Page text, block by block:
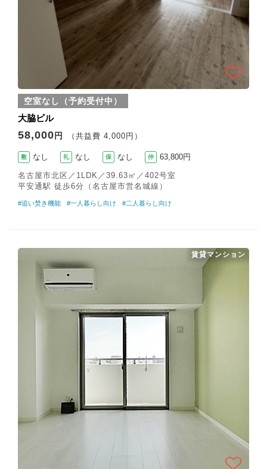
空室なし（予約受付中）
大脇ビル
58,000 円 （共益費 4,000円）
敷 なし 礼 なし 保 なし 仲 63,800円
名古屋市北区／1LDK／39.63㎡／402号室
平安通駅 徒歩6分（名古屋市営名城線）
#追い焚き機能 #一人暮らし向け #二人暮らし向け
賃貸マンション